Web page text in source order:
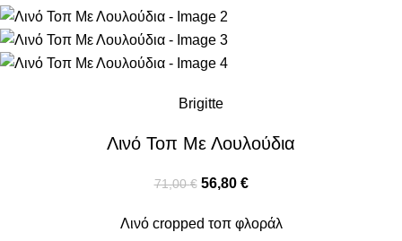
Brigitte
Λινό Τοπ Με Λουλούδια
71,00€ 56,80 €
Λινό cropped τοπ φλοράλ